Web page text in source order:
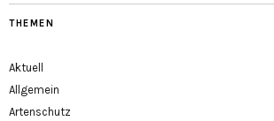
THEMEN
Aktuell
Allgemein
Artenschutz